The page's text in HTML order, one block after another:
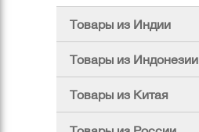
Товары из Индии
Товары из Индонезии
Товары из Китая